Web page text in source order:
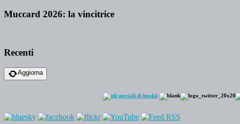
Muccard 2026: la vincitrice
Recenti
Aggiorna